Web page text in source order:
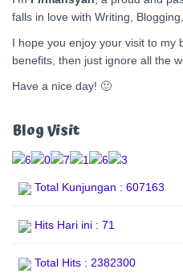
falls in love with Writing,
I hope you enjoy your visit to my
benefits, then just ignore all the
Have a nice day! 🙂
Blog Visit
Total Kunjungan : 607163
Hits Hari ini : 71
Total Hits : 2382300